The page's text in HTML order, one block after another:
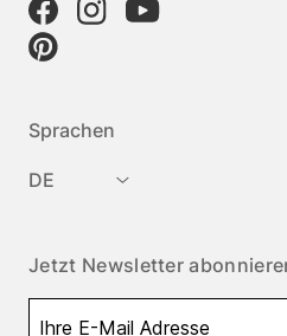
Sprachen
DE
Jetzt Newsletter